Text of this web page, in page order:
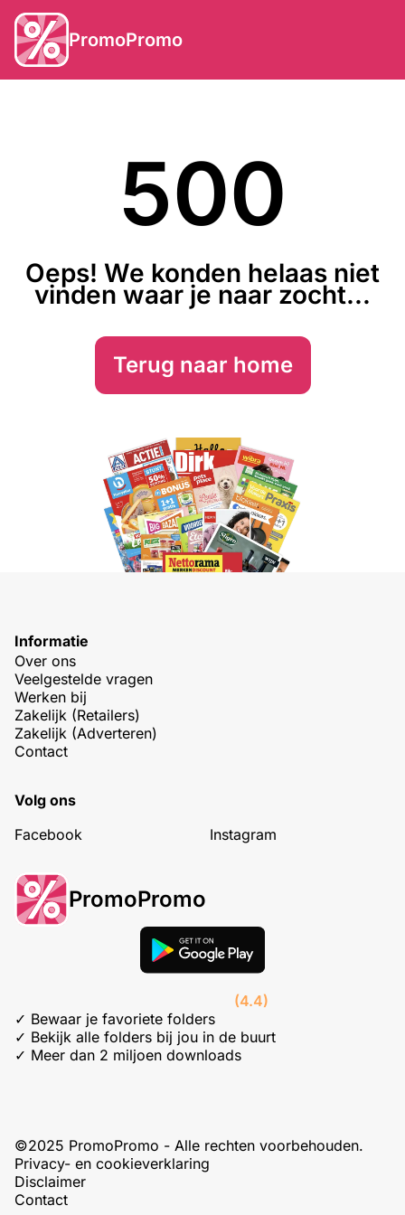
PromoPromo
500
Oeps! We konden helaas niet
vinden waar je naar zocht...
Terug naar home
Informatie
Over ons
Veelgestelde vragen
Werken bij
Zakelijk (Retailers)
Zakelijk (Adverteren)
Contact
Volg ons
Facebook
Instagram
PromoPromo
(4.4)
✓ Bewaar je favoriete folders
✓ Bekijk alle folders bij jou in de buurt
✓ Meer dan 2 miljoen downloads
©2025 PromoPromo - Alle rechten voorbehouden.
Privacy- en cookieverklaring
Disclaimer
Contact